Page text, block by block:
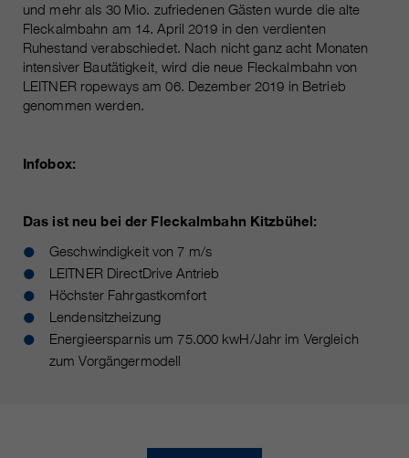
und mehr als 30 Mio. zufriedenen Gästen wurde die alte
Fleckalmbahn am 14. April 2019 in den verdienten
Ruhestand verabschiedet. Nach nicht ganz acht Monaten
intensiver Bautätigkeit, wird die neue Fleckalmbahn von
LEITNER ropeways am 06. Dezember 2019 in Betrieb
genommen werden.
Infobox:
Das ist neu bei der Fleckalmbahn Kitzbühel:
Geschwindigkeit von 7 m/s
LEITNER DirectDrive Antrieb
Höchster Fahrgastkomfort
Lendensitzheizung
Energieersparnis um 75.000 kwH/Jahr im Vergleich
zum Vorgängermodell